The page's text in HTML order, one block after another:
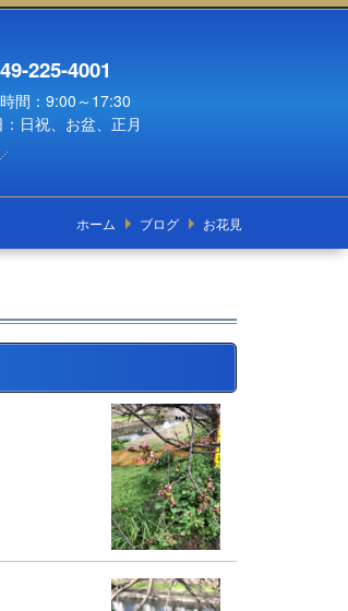
225-4001
間：9:00～17:30
日祝、お盆、正月
ホーム ブログ お花見